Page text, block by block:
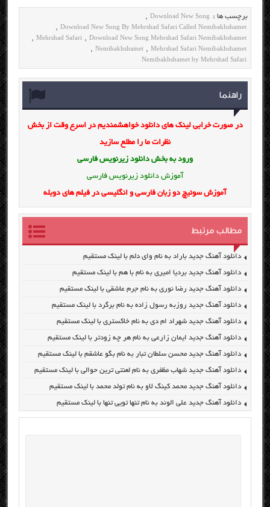
برچسب ها : Download New Song
,
Download New Song By Mehrshad Safari Called Nemibakhshamet
,
Download New Song Mehrshad Safari Nemibakhshamet
,
Mehrshad Safari
,
Mehrshad Safari Nemibakhshamet
,
Nemibakhshamet
,
Nemibakhshamet by Mehrshad Safari
راهنما
در صورت خرابی لینک های دانلود خواهشمندیم در اسرع وقت از بخش
نظرات ما را مطلع سازید
ورود به بخش دانلود زیرنویس فارسی
آموزش دانلود زیرنویس فارسی
آموزش سوئیچ دو زبان فارسی و انگلیسی در فیلم های دوبله
مطالب مرتبط
دانلود آهنگ جدید باراد به نام وای دلم با لینک مستقیم
دانلود آهنگ جدید بردیا امیری به نام با هم با لینک مستقیم
دانلود آهنگ جدید رضا نوری به نام جرم عاشقی با لینک مستقیم
دانلود آهنگ جدید روزبه رسول زاده به نام برگرد با لینک مستقیم
دانلود آهنگ جدید شهراد ام دی به نام خاکستری با لینک مستقیم
دانلود آهنگ جدید ایمان زارعی به نام هر چه زودتر با لینک مستقیم
دانلود آهنگ جدید محسن سلطان تبار به نام بگو عاشقم با لینک مستقیم
دانلود آهنگ جدید شهاب مظفری به نام لعنتی ترین حوالی با لینک مستقیم
دانلود آهنگ جدید محمد کینگ لاو به نام تولد محمد با لینک مستقیم
دانلود آهنگ جدید علی الوند به نام تنها تویی تنها با لینک مستقیم